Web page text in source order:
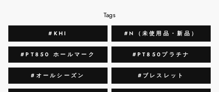
Tags
#KHI #N（未使用品・新品）
#PT850 ホールマーク #PT850プラチナ
#オールシーズン #ブレスレット